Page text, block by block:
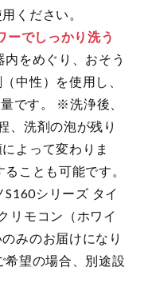
ください。
ーでしっかり洗う
をめぐり、おそう
中性）を使用し、
です。
※洗浄後、
、洗剤の泡が残り
よって変わりま
ことも可能です。
シリーズ タイ
リモコン（ホワイ
みのお届けになり
望の場合、別途設